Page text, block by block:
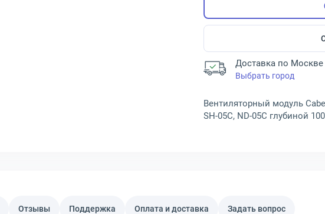
Доставка по Москве
Выбрать город
Вентиляторный модуль
SH-05C, ND-05C глубиной
Отзывы Поддержка Оплата и доставка Задать вопрос